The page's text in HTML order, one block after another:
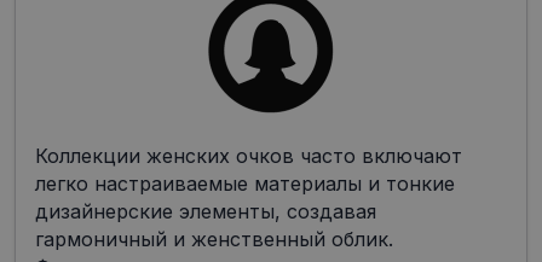
Коллекции женских очков часто включают
легко настраиваемые материалы и тонкие
дизайнерские элементы, создавая
гармоничный и женственный облик.